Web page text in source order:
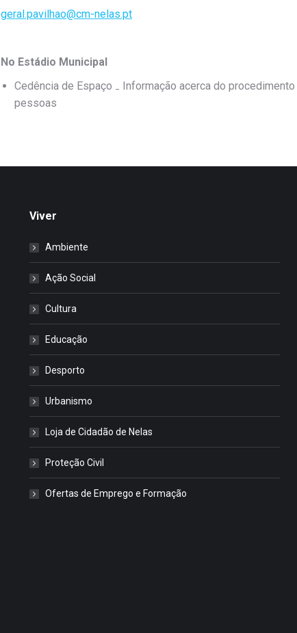
geral.pavilhao@cm-nelas.pt
No Estádio Municipal
Cedência de Espaço ₋ Informação acerca do
pessoas
Viver
Ambiente
Ação Social
Cultura
Educação
Desporto
Urbanismo
Loja de Cidadão de Nelas
Proteção Civil
Ofertas de Emprego e Formação